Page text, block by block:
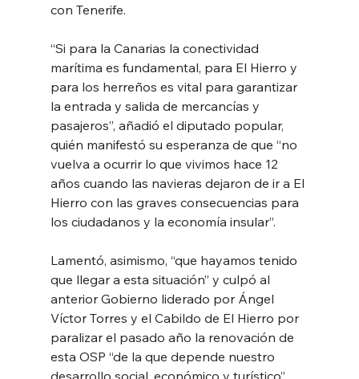
con Tenerife.
“Si para la Canarias la conectividad
marítima es fundamental, para El Hierro y
para los herreños es vital para garantizar
la entrada y salida de mercancías y
pasajeros”, añadió el diputado popular,
quién manifestó su esperanza de que “no
vuelva a ocurrir lo que vivimos hace 12
años cuando las navieras dejaron de ir a El
Hierro con las graves consecuencias para
los ciudadanos y la economía insular”.
Lamentó, asimismo, “que hayamos tenido
que llegar a esta situación” y culpó al
anterior Gobierno liderado por Ángel
Víctor Torres y el Cabildo de El Hierro por
paralizar el pasado año la renovación de
esta OSP “de la que depende nuestro
desarrollo social, económico y turístico”.